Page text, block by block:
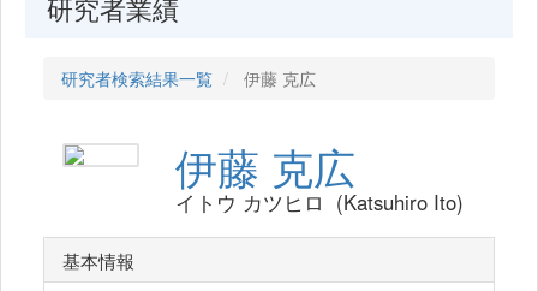
研究者業績
研究者検索結果一覧 伊藤 克広
伊藤 克広
イトウ カツヒロ (Katsuhiro Ito)
基本情報